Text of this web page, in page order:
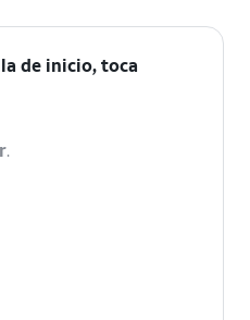
de inicio, toca
.